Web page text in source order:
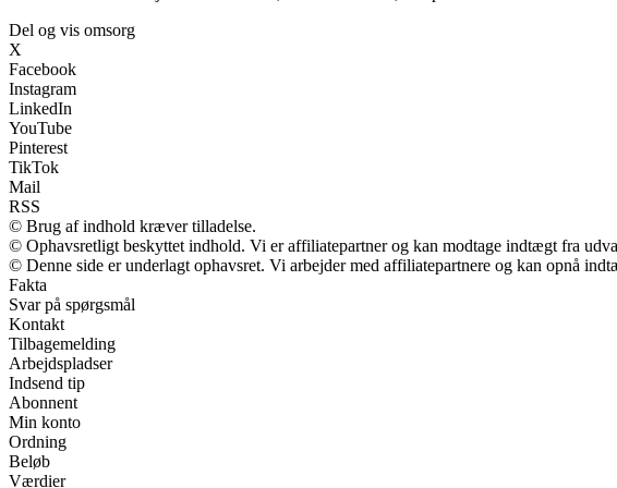
Del og vis omsorg
X
Facebook
Instagram
LinkedIn
YouTube
Pinterest
TikTok
Mail
RSS
© Brug af indhold kræver tilladelse.
© Ophavsretligt beskyttet indhold. Vi er affiliatepartner og kan modtage indtægt fra
© Denne side er underlagt ophavsret. Vi arbejder med affiliatepartnere og kan opnå
Fakta
Svar på spørgsmål
Kontakt
Tilbagemelding
Arbejdspladser
Indsend tip
Abonnent
Min konto
Ordning
Beløb
Værdier